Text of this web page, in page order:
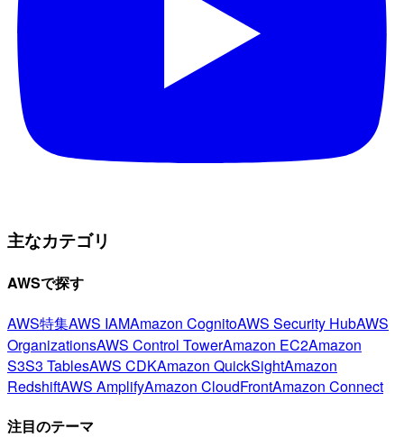
主なカテゴリ
AWSで探す
AWS特集AWS IAMAmazon CognitoAWS Security HubAWS
OrganizationsAWS Control TowerAmazon EC2Amazon
S3S3 TablesAWS CDKAmazon QuickSightAmazon
RedshiftAWS AmplifyAmazon CloudFrontAmazon Connect
注目のテーマ